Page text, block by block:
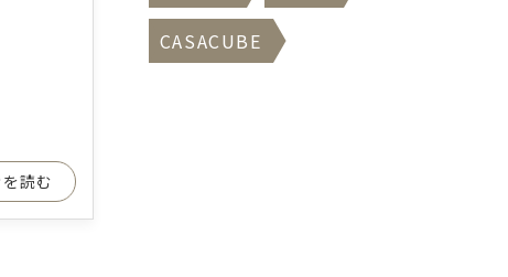
読む
CASACUBE